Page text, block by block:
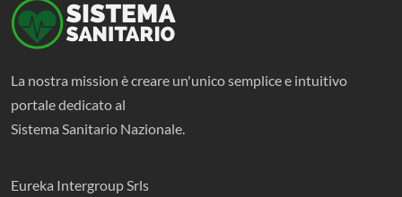
La nostra mission è creare un'unico semplice e intuitivo
portale dedicato al
Sistema Sanitario Nazionale.
Eureka Intergroup Srls